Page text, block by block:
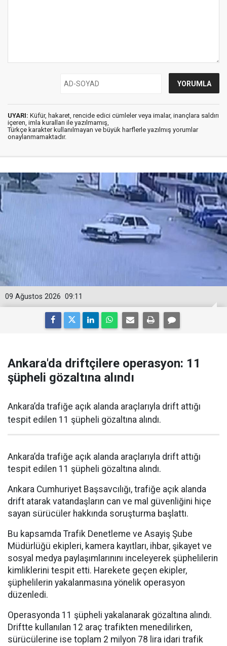
UYARI: Küfür, hakaret, rencide edici cümleler veya imalar, inançlara saldırı
içeren, imla kuralları ile yazılmamış,
Türkçe karakter kullanılmayan ve büyük harflerle yazılmış yorumlar
onaylanmamaktadır.
09:11
09 Ağustos 2026
Ankara'da driftçilere operasyon: 11
şüpheli gözaltına alındı
Ankara’da trafiğe açık alanda araçlarıyla drift attığı
tespit edilen 11 şüpheli gözaltına alındı.
Ankara’da trafiğe açık alanda araçlarıyla drift attığı
tespit edilen 11 şüpheli gözaltına alındı.
Ankara Cumhuriyet Başsavcılığı, trafiğe açık alanda
drift atarak vatandaşların can ve mal güvenliğini hiçe
sayan sürücüler hakkında soruşturma başlattı.
Bu kapsamda Trafik Denetleme ve Asayiş Şube
Müdürlüğü ekipleri, kamera kayıtları, ihbar, şikayet ve
sosyal medya paylaşımlarınını inceleyerek şüphelilerin
kimliklerini tespit etti. Harekete geçen ekipler,
şüphelilerin yakalanmasına yönelik operasyon
düzenledi.
Operasyonda 11 şüpheli yakalanarak gözaltına alındı.
Driftte kullanılan 12 araç trafikten menedilirken,
sürücülerine ise toplam 2 milyon 78 lira idari trafik